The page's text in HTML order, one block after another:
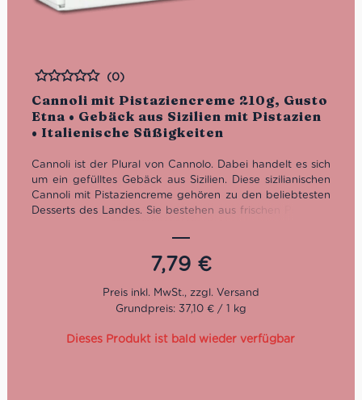
Cannoli mit Pistaziencreme 210g, Gusto
Etna • Gebäck aus Sizilien mit Pistazien
• Italienische Süßigkeiten
Bewertet
(0)
Cannoli ist der Plural von Cannolo. Dabei handelt es sich
um ein gefülltes Gebäck aus Sizilien. Diese sizilianischen
Cannoli mit Pistaziencreme gehören zu den beliebtesten
Desserts des Landes. Sie bestehen aus frischen Pistazien
auf der Oberseite, welches das Dessert nicht nur visuell,
sondern auch geschmacklich bereichert.
7,79 €
Grundpreis: 37,10 € / 1 kg
Dieses Produkt ist bald wieder verfügbar